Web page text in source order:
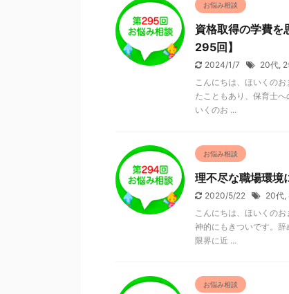
お悩み相談
資格取得の学費を
295回】
2024/1/7 20代,
こんにちは、ほいくの
たこともあり、保育士
いくのお ...
お悩み相談
理不尽な職場環境
2020/5/22 20代,
こんにちは、ほいくの
神的にもきついです。
限界に近 ...
お悩み相談